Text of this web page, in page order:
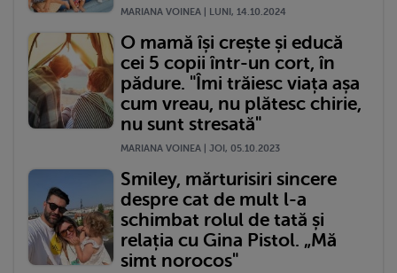
MARIANA VOINEA | LUNI, 14.10.2024
O mamă își crește și educă
cei 5 copii într-un cort, în
pădure. "Îmi trăiesc viața așa
cum vreau, nu plătesc chirie,
nu sunt stresată"
MARIANA VOINEA | JOI, 05.10.2023
Smiley, mărturisiri sincere
despre cat de mult l-a
schimbat rolul de tată și
relația cu Gina Pistol. „Mă
simt norocos"